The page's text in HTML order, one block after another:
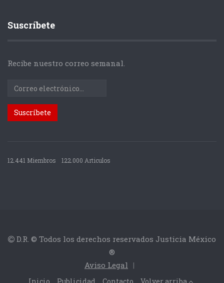
Suscríbete
Recibe nuestro correo semanal.
12.441 Miembros 122.000 Articulos
D.R. © Todos los derechos reservados Justicia México
®
Aviso Legal |